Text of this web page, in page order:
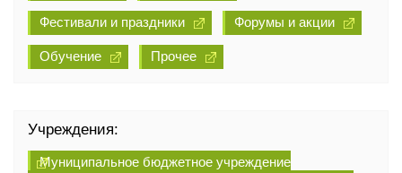
Фестивали и праздники Форумы и акции
Обучение Прочее
Учреждения:
Муниципальное бюджетное учреждение